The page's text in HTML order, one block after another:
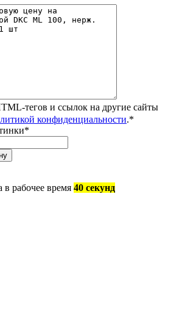
тегов и ссылок на другие сайты
конфиденциальности.*
*
в рабочее время 40 секунд